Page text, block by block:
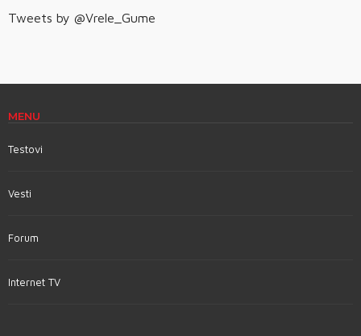
Tweets by @Vrele_Gume
MENU
Testovi
Vesti
Forum
Internet TV